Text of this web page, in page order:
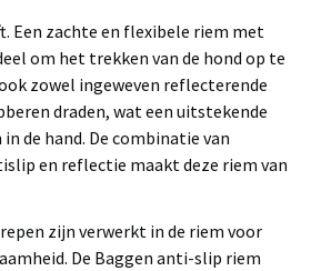
Een zachte en flexibele riem met
om het trekken van de hond op te
zowel ingeweven reflecterende
draden, wat een uitstekende
de hand. De combinatie van
en reflectie maakt deze riem van
zijn verwerkt in de riem voor
De Baggen anti-slip riem